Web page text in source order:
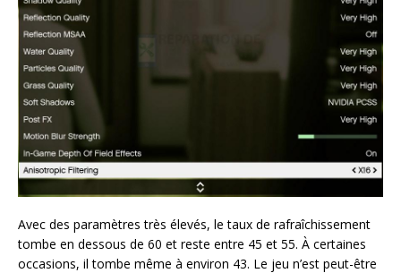
Avec des paramètres très élevés, le taux de rafraîchissement
tombe en dessous de 60 et reste entre 45 et 55. À certaines
occasions, il tombe même à environ 43. Le jeu n’est peut-être